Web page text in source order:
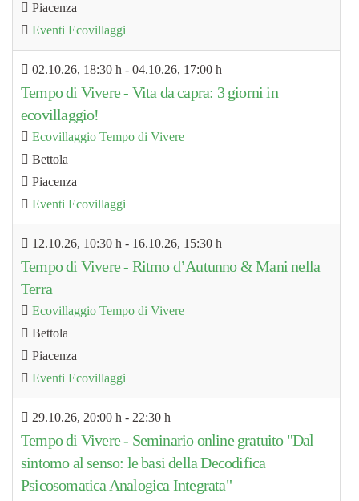
Piacenza
Eventi Ecovillaggi
02.10.26, 18:30 h - 04.10.26, 17:00 h
Tempo di Vivere - Vita da capra: 3 giorni in
ecovillaggio!
Ecovillaggio Tempo di Vivere
Bettola
Piacenza
Eventi Ecovillaggi
12.10.26, 10:30 h - 16.10.26, 15:30 h
Tempo di Vivere - Ritmo d’Autunno & Mani nella
Terra
Ecovillaggio Tempo di Vivere
Bettola
Piacenza
Eventi Ecovillaggi
29.10.26, 20:00 h - 22:30 h
Tempo di Vivere - Seminario online gratuito "Dal
sintomo al senso: le basi della Decodifica
Psicosomatica Analogica Integrata"